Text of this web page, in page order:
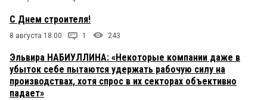
С Днем строителя!
8 августа 18:00 1 243
Эльвира НАБИУЛЛИНА: «Некоторые компании даже в
убыток себе пытаются удержать рабочую силу на
производствах, хотя спрос в их секторах объективно
падает»